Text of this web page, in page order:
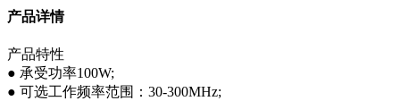
产品详情
产品特性
● 承受功率100W;
● 可选工作频率范围：30-300MHz;